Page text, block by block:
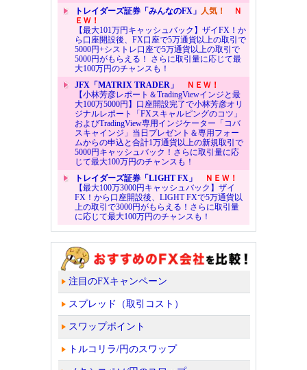
トレイダーズ証券「みんなのFX」 人気！
Ｎ
ＥＷ！
【最大101万円キャッシュバック】ザイFX！か
ら口座開設後、FX口座で5万通貨以上の取引で
5000円+シストレ口座で5万通貨以上の取引で
5000円がもらえる！ さらに取引量に応じて最
大100万円のチャンスも！
JFX「MATRIX TRADER」
ＮＥＷ！
【小林芳彦レポート＆TradingViewインジと最
大100万5000円】口座開設完了で小林芳彦オリ
ジナルレポート「FXスキャルピングのコツ」
およびTradingView専用インジケーター「コバ
スキャインジ」当日プレゼント＆専用フォー
ムからの申込と合計1万通貨以上の新規取引で
5000円キャッシュバック！さらに取引量に応
じて最大100万円のチャンスも！
トレイダーズ証券「LIGHT FX」
ＮＥＷ！
【最大100万3000円キャッシュバック】ザイ
FX！から口座開設後、LIGHT FXで5万通貨以
上の取引で3000円がもらえる！さらに取引量
に応じて最大100万円のチャンスも！
注目のFXキャンペーン
スプレッド（取引コスト）
スワップポイント
トルコリラ/円のスワップ